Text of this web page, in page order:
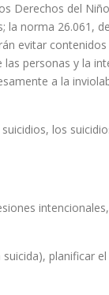
Derechos del
la norma 26.061,
evitar
personas y la
a la
los
planificar